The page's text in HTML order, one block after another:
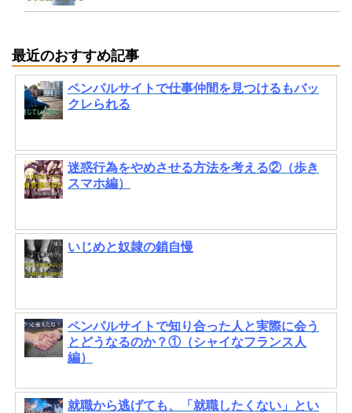
最近のおすすめ記事
ペンパルサイトで仕事仲間を見つけるもバッ
クレられる
迷惑行為をやめさせる方法を考える②（歩き
スマホ編）
いじめと奴隷の鎖自慢
ペンパルサイトで知り合った人と実際に会う
とどうなるのか？①（シャイなフランス人
編）
就職から逃げても、「就職したくない」とい